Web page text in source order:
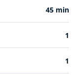
45 min
1
1